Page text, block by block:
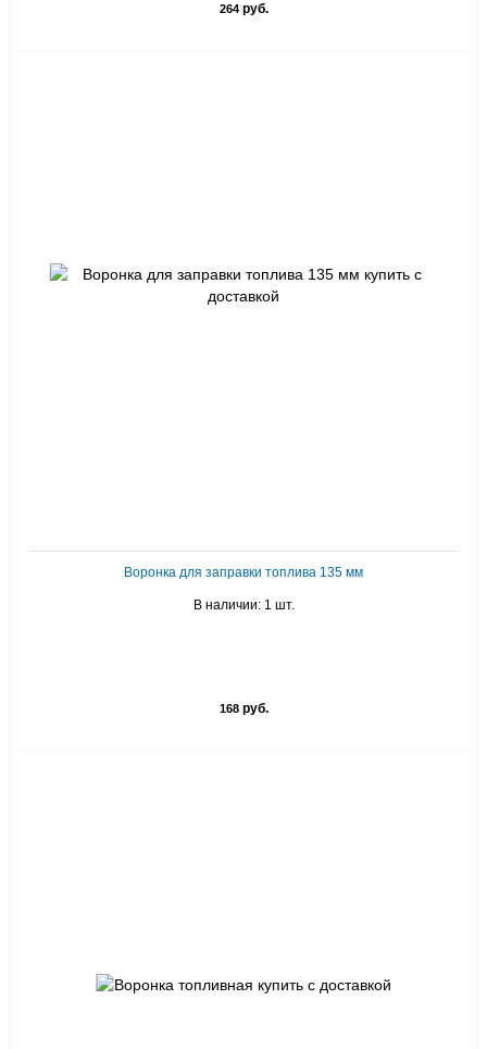
264руб.
Воронка для заправки топлива 135 мм
В наличии: 1 шт.
168руб.